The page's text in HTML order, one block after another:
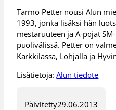
Tarmo Petter nousi Alun
1993, jonka lisäksi hän
mestaruuteen ja A-pojat
puolivälissä. Petter on
Karkkilassa, Lohjalla ja
Lisätietoja:Alun tiedote
Päivitetty29.06.2013